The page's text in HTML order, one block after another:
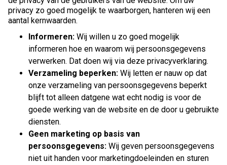
privacy zo goed mogelijk te waarborgen, hanteren wij een
aantal kernwaarden.
Informeren: Wij willen u zo goed mogelijk
informeren hoe en waarom wij persoonsgegevens
verwerken. Dat doen wij via deze privacyverklaring.
Verzameling beperken: Wij letten er nauw op dat
onze verzameling van persoonsgegevens beperkt
blijft tot alleen datgene wat echt nodig is voor de
goede werking van de website en de door u gebruikte
diensten.
Geen marketing op basis van
persoonsgegevens: Wij geven persoonsgegevens
niet uit handen voor marketingdoeleinden en sturen